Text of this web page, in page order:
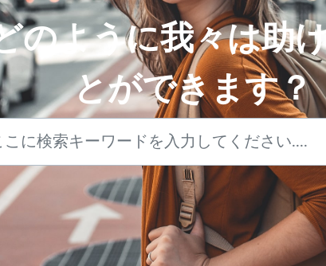
のように我々は助
とができます？